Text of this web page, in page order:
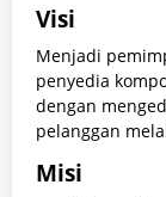
Visi
Menjadi
penyedia
dengan
pelanggan
Misi